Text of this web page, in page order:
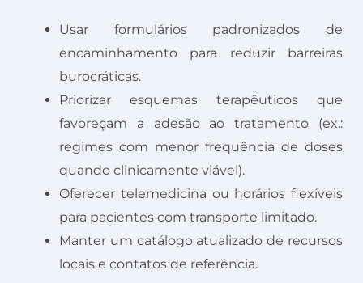
Usar formulários padronizados de
encaminhamento para reduzir barreiras
burocráticas.
Priorizar esquemas terapêuticos que
favoreçam a adesão ao tratamento (ex.:
regimes com menor frequência de doses
quando clinicamente viável).
Oferecer telemedicina ou horários flexíveis
para pacientes com transporte limitado.
Manter um catálogo atualizado de recursos
locais e contatos de referência.